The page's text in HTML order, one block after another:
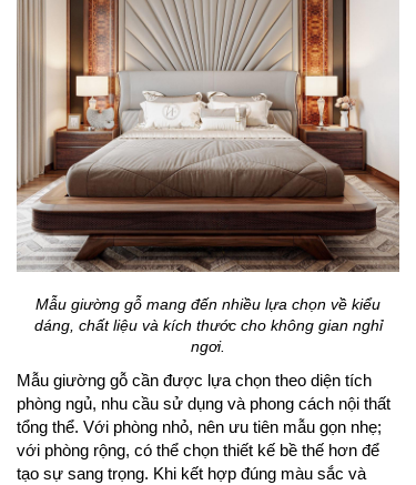
Mẫu giường gỗ mang đến nhiều lựa chọn về kiểu
dáng, chất liệu và kích thước cho không gian nghỉ
ngơi.
Mẫu giường gỗ cần được lựa chọn theo diện tích
phòng ngủ, nhu cầu sử dụng và phong cách nội thất
tổng thể. Với phòng nhỏ, nên ưu tiên mẫu gọn nhẹ;
với phòng rộng, có thể chọn thiết kế bề thế hơn để
tạo sự sang trọng. Khi kết hợp đúng màu sắc và